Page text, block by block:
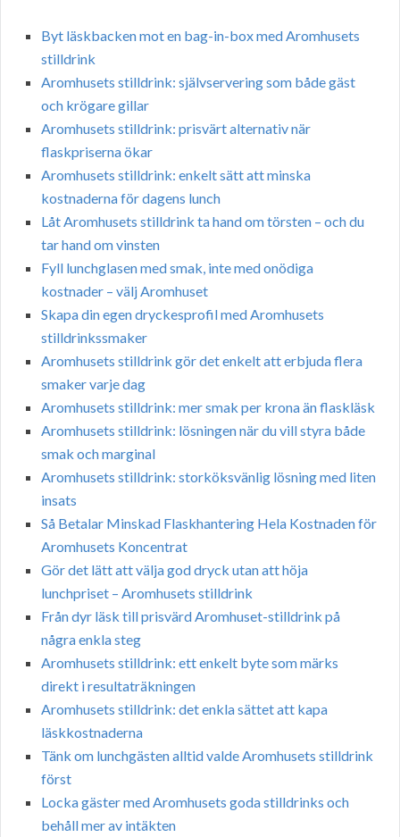
Byt läskbacken mot en bag-in-box med Aromhusets
stilldrink
Aromhusets stilldrink: självservering som både gäst
och krögare gillar
Aromhusets stilldrink: prisvärt alternativ när
flaskpriserna ökar
Aromhusets stilldrink: enkelt sätt att minska
kostnaderna för dagens lunch
Låt Aromhusets stilldrink ta hand om törsten – och du
tar hand om vinsten
Fyll lunchglasen med smak, inte med onödiga
kostnader – välj Aromhuset
Skapa din egen dryckesprofil med Aromhusets
stilldrinkssmaker
Aromhusets stilldrink gör det enkelt att erbjuda flera
smaker varje dag
Aromhusets stilldrink: mer smak per krona än flaskläsk
Aromhusets stilldrink: lösningen när du vill styra både
smak och marginal
Aromhusets stilldrink: storköksvänlig lösning med liten
insats
Så Betalar Minskad Flaskhantering Hela Kostnaden för
Aromhusets Koncentrat
Gör det lätt att välja god dryck utan att höja
lunchpriset – Aromhusets stilldrink
Från dyr läsk till prisvärd Aromhuset-stilldrink på
några enkla steg
Aromhusets stilldrink: ett enkelt byte som märks
direkt i resultaträkningen
Aromhusets stilldrink: det enkla sättet att kapa
läskkostnaderna
Tänk om lunchgästen alltid valde Aromhusets stilldrink
först
Locka gäster med Aromhusets goda stilldrinks och
behåll mer av intäkten